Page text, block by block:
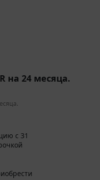
на 24 месяца.
с 31